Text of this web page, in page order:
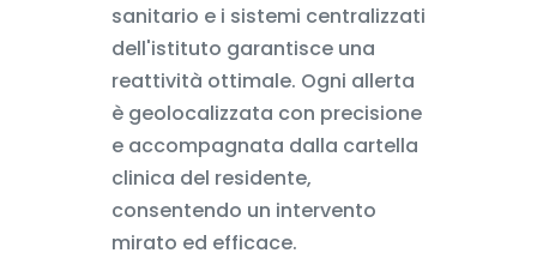
sanitario e i sistemi centralizzati
dell'istituto garantisce una
reattività ottimale. Ogni allerta
è geolocalizzata con precisione
e accompagnata dalla cartella
clinica del residente,
consentendo un intervento
mirato ed efficace.